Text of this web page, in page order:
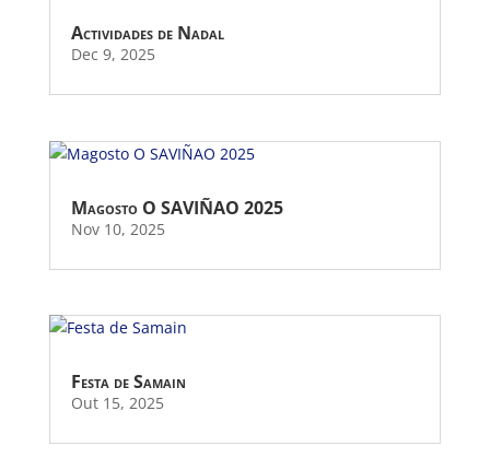
Actividades de Nadal
Dec 9, 2025
Magosto O SAVIÑAO 2025
Nov 10, 2025
Festa de Samain
Out 15, 2025